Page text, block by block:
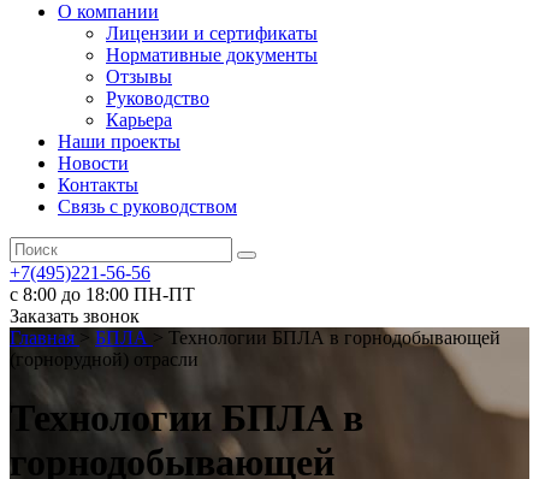
О компании
Лицензии и сертификаты
Нормативные документы
Отзывы
Руководство
Карьера
Наши проекты
Новости
Контакты
Связь с руководством
+7(495)221-56-56
с 8:00 до 18:00 ПН-ПТ
Заказать звонок
Главная > БПЛА > Технологии БПЛА в горнодобывающей
(горнорудной) отрасли
Технологии БПЛА в
горнодобывающей